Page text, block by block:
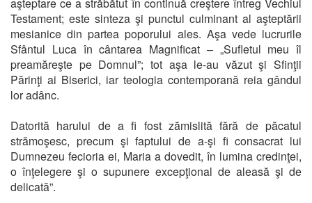
Testament; este sinteza şi punctul culminant al aşteptării
mesianice din partea poporului ales. Aşa vede lucrurile
Sfântul Luca în cântarea Magnificat – „Sufletul meu îl
preamăreşte pe Domnul”; tot aşa le-au văzut şi Sfinţii
Părinţi ai Biserici, iar teologia contemporană reia gândul
lor adânc.
Datorită harului de a fi fost zămislită fără de păcatul
strămoşesc, precum şi faptului de a-şi fi consacrat lui
Dumnezeu fecioria ei, Maria a dovedit, în lumina credinţei,
o înţelegere şi o supunere excepţional de aleasă şi de
delicată”.